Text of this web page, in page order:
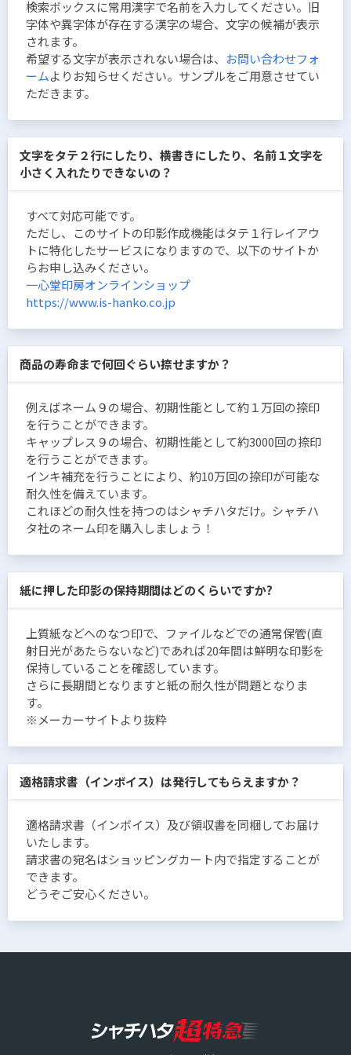
検索ボックスに常用漢字で名前を入力してください。旧
字体や異字体が存在する漢字の場合、文字の候補が表示
されます。
希望する文字が表示されない場合は、 お問い合わせフォ
ームよりお知らせください。サンプルをご用意させてい
ただきます。
文字をタテ２行にしたり、横書きにしたり、名前１文字を
小さく入れたりできないの？
すべて対応可能です。
ただし、このサイトの印影作成機能はタテ１行レイアウ
トに特化したサービスになりますので、以下のサイトか
らお申し込みください。
一心堂印房オンラインショップ
https://www.is-hanko.co.jp
商品の寿命まで何回ぐらい捺せますか？
例えばネーム９の場合、初期性能として約１万回の捺印
を行うことができます。
キャップレス９の場合、初期性能として約3000回の捺印
を行うことができます。
インキ補充を行うことにより、約10万回の捺印が可能な
耐久性を備えています。
これほどの耐久性を持つのはシャチハタだけ。シャチハ
タ社のネーム印を購入しましょう！
紙に押した印影の保持期間はどのくらいですか?
上質紙などへのなつ印で、ファイルなどでの通常保管(直
射日光があたらないなど)であれば20年間は鮮明な印影を
保持していることを確認しています。
さらに長期間となりますと紙の耐久性が問題となりま
す。
※メーカーサイトより抜粋
適格請求書（インボイス）は発行してもらえますか？
適格請求書（インボイス）及び領収書を同梱してお届け
いたします。
請求書の宛名はショッピングカート内で指定することが
できます。
どうぞご安心ください。